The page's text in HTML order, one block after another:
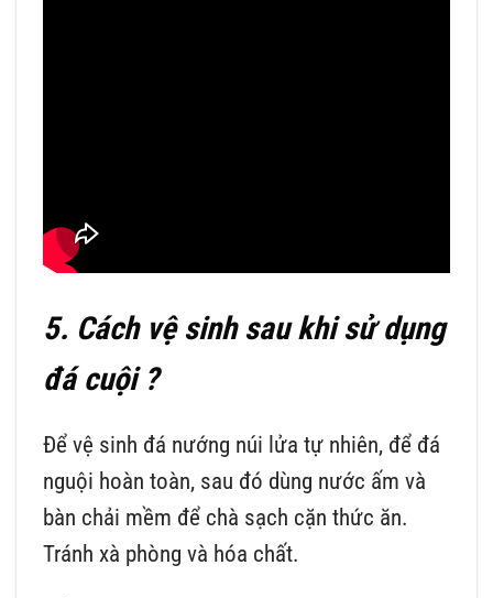
5. Cách vệ sinh sau khi sử dụng
đá cuội ?
Để vệ sinh đá nướng núi lửa tự nhiên, để đá
nguội hoàn toàn, sau đó dùng nước ấm và
bàn chải mềm để chà sạch cặn thức ăn.
Tránh xà phòng và hóa chất.